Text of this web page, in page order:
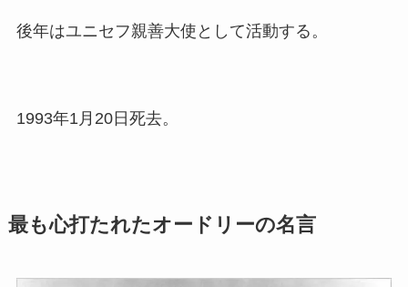
後年はユニセフ親善大使として活動する。
1993年1月20日死去。
最も心打たれたオードリーの名言